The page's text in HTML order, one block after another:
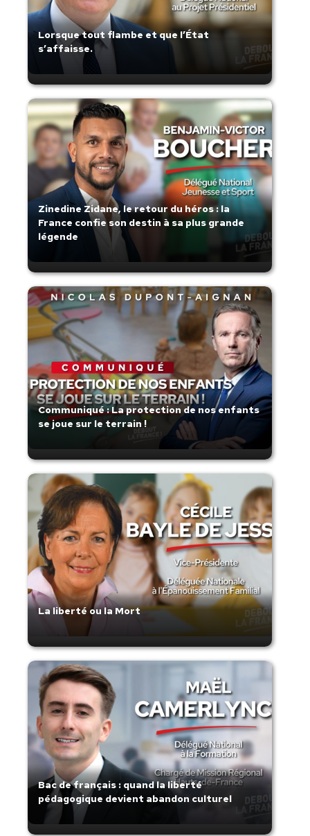
Lorsque tout flambe et que l’État
s’affaisse.
Zinedine Zidane, le retour du héros : la
France confie son destin à sa plus grande
légende
Communiqué : La protection de nos enfants
se joue sur le terrain !
La liberté ou la Mort
Bac de français : quand la liberté
pédagogique devient abandon culturel